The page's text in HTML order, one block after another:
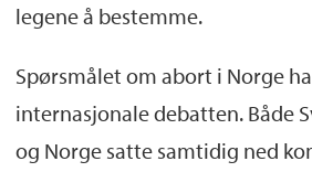
legene å bestemme.
Spørsmålet om abort i Norge
internasjonale debatten. Både
og Norge satte samtidig ned